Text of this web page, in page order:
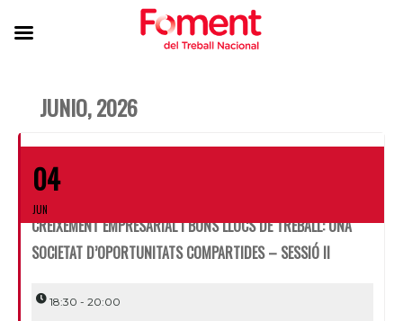
JUNIO, 2026
04
JUN
CREIXEMENT EMPRESARIAL I BONS LLOCS DE TREBALL: UNA
SOCIETAT D’OPORTUNITATS COMPARTIDES – SESSIÓ II
18:30 - 20:00